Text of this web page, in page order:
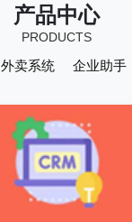
产品中心
PRODUCTS
外卖系统 企业助手